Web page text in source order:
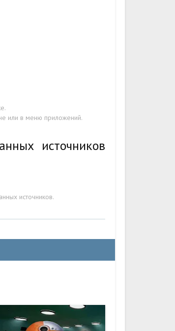
или в меню приложений.
источников
источников.